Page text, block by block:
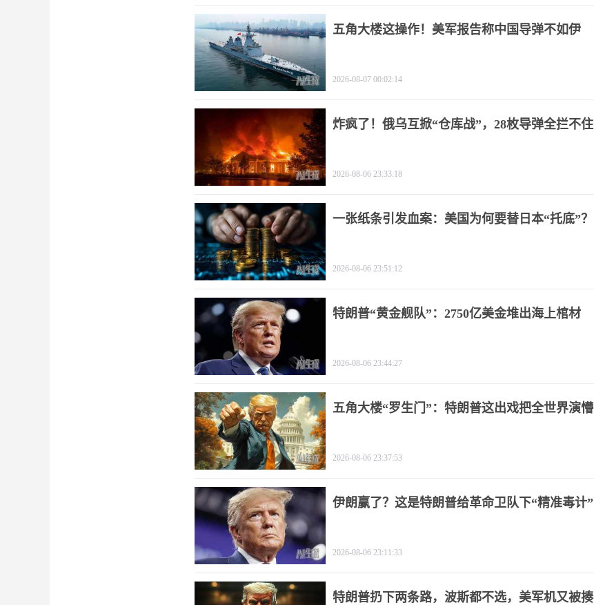
五角大楼这操作！美军报告称中国导弹不如伊
2026-08-07 00:02:14
炸疯了！俄乌互掀“仓库战”，28枚导弹全拦不住
2026-08-06 23:33:18
一张纸条引发血案：美国为何要替日本“托底”？
2026-08-06 23:51:12
特朗普“黄金舰队”：2750亿美金堆出海上棺材
2026-08-06 23:44:27
五角大楼“罗生门”：特朗普这出戏把全世界演懵
2026-08-06 23:37:53
伊朗赢了？这是特朗普给革命卫队下“精准毒计”
2026-08-06 23:11:33
特朗普扔下两条路，波斯都不选，美军机又被揍